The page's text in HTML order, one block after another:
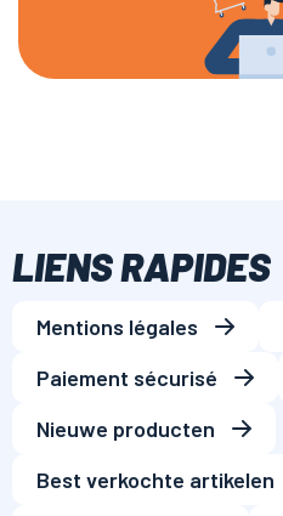
LIENS RAPIDES
Mentions légales
Paiement sécurisé
Nieuwe producten
Best verkochte artikelen